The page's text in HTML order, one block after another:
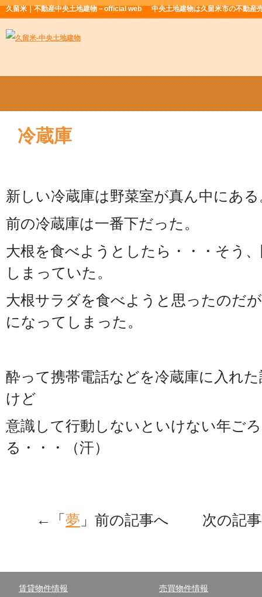
久留米｜不動産中央土地建物－official web 中央土地建物は久留米市の不動産
冷蔵庫
新しい冷蔵庫は野菜室が真ん中にある
前の冷蔵庫は一番下だった。
大根を食べようとしたら・・・そう
しまっていた。
大根サラダを食べようと思ったのだ
になってしまった。
酔って携帯電話などを冷蔵庫に入れ
けど
意識して行動しないといけない年ご
る・・・（汗）
←「 夢 」前の記事へ 次の記事
賃貸物件情報
売買物件情報